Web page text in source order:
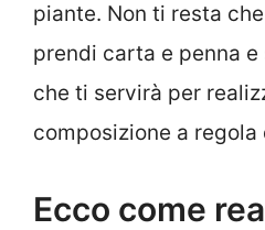
piante. Non ti resta
prendi carta e penna
che ti servirà per
composizione a regola
Ecco come